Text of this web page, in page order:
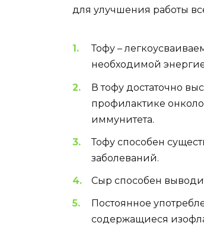
для улучшения работы
Тофу –
необходимой
В тофу достаточно
профилактике
иммунитета.
Тофу способен
заболеваний.
Сыр способен
Постоянное
содержащиеся